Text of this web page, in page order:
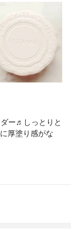
ー♬しっとりと
厚塗り感がな